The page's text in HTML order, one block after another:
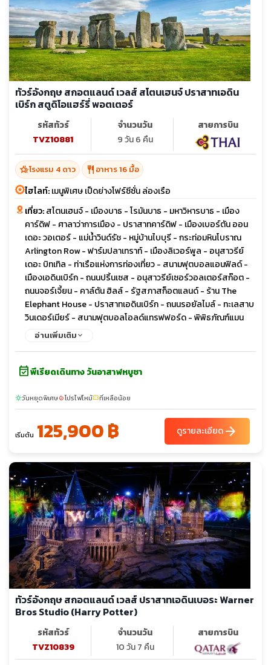
ทัวร์อังกฤษ สกอตแลนด์ เวลส์ สโตนเฮนจ์ ปราสาทเอดิน
เบิร์ก สตูดิโอแฮร์รี่ พอตเตอร์
รหัสทัวร์
TVZ10881
จำนวนวัน
9 วัน 6 คืน
สายการบิน
hotel_classโรงแรม 4 ดาว restaurant อาหาร 16 มื้อ
ไฮไลท์:เมนูพิเศษ เป็ดย่างโฟร์ซีซั่น ล่องเรือ
เที่ยว:สโตนเฮนจ์ - เมืองบาธ - โรมันบาธ - มหาวิหารบาธ - เมือง
คาร์ดิฟ - ศาลาว่าการเมือง - ปราสาทคาร์ดิฟ - เมืองเบอร์ตัน ออน
เดอะ วอเตอร์ - แม่น้ำวินด์รัช - หมู่บ้านไบบุรี - กระท่อมหินโบราณ
Arlington Row - ฟาร์มปลาเทราท์ - เมืองลิเวอร์พูล - อนุสาวรีย์
เดอะ บิทเทิล - ท่าเรือแห่งการท่องเที่ยว - สนามฟุตบอลแอนฟิลด์ -
เมืองเอดินเบิร์ก - ถนนปริ้นเซส - อนุสาวรีย์เซอร์วอลเตอร์สก๊อต -
ถนนจอร์เจี้ยน - คาล์ตัน ฮิลล์ - รัฐสภาสก็อตแลนด์ - ร้าน The
Elephant House - ปราสาทเอดินเบิร์ก - ถนนรอยัลไมล์ - ทะเลสาบ
วินเดอร์เมียร์ - สนามฟุตบอลโอลด์แทรฟฟอร์ด - พิพิธภัณฑ์แมน
เชสเตอร์ยูไนเต็ด - เมืองสแตรทฟอร์ด อัพพอน เอวอน - บ้านเกิดวิล
สเปนเซอร์ - ห้างพรีมาค - ถนนอ็อกซ์ฟอร์ด - ล่องเรือแม่น้ำเทมส์ -
เวสทมินส์เตอร์ - หอนาฬิกาบิ๊กเบน - ถนนดาวน์นิง - จตุรัสทราฟัล
การ์ - มหาวิหารเซนต์พอลส์ - สะพานทาวเวอร์บริดจ์ - พระราชวังบัก
กิ้งแฮม - ย่านไนท์บริดจ์
อ่านเพิ่มเติม
event_availableพีเรียดเดินทาง วันอาสาฬหบูชา
sunnyวันหยุดพิเศษlocal_fire_departmentโปรไฟไหม้confirmation_numberที่เหลือน้อย
เริ่มต้น 125,900 ฿ ดูรายละเอียดarrow_forward
ทัวร์อังกฤษ สกอตแลนด์ เวลส์ ปราสาทเอดินเบอระ Warner
Bros Studio (Harry Potter)
รหัสทัวร์
TVZ10839
จำนวนวัน
10 วัน 7 คืน
สายการบิน